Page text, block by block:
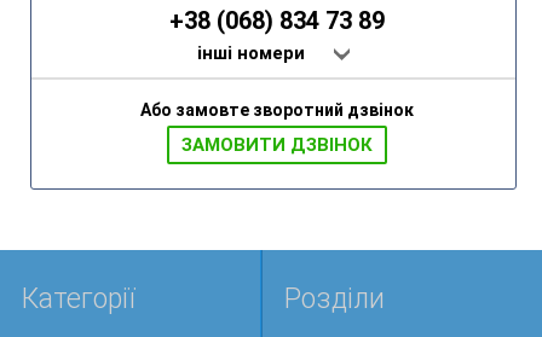
+38 (068) 834 73 89
інші номери
Або замовте зворотний дзвінок
ЗАМОВИТИ ДЗВIНОК
Категорії Розділи